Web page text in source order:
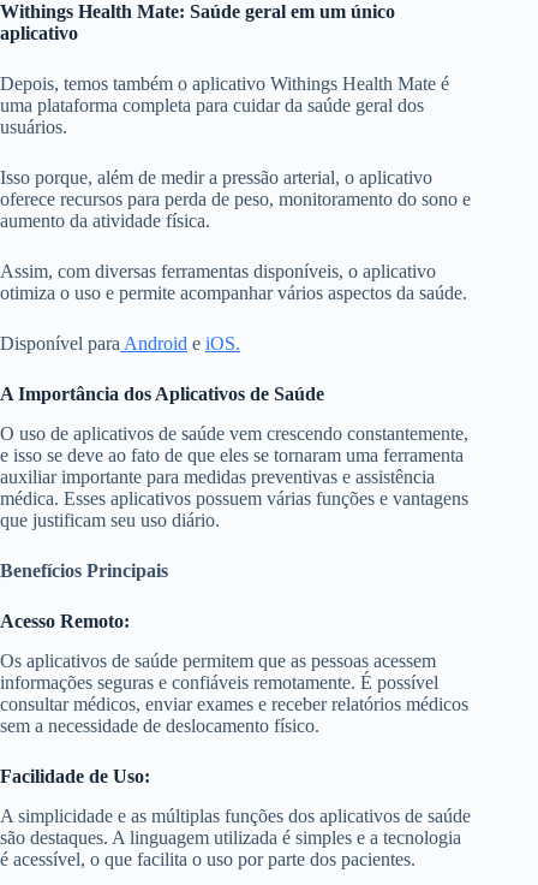
Withings Health Mate: Saúde geral em um único
aplicativo
Depois, temos também o aplicativo Withings Health Mate é
uma plataforma completa para cuidar da saúde geral dos
usuários.
Isso porque, além de medir a pressão arterial, o aplicativo
oferece recursos para perda de peso, monitoramento do sono e
aumento da atividade física.
Assim, com diversas ferramentas disponíveis, o aplicativo
otimiza o uso e permite acompanhar vários aspectos da saúde.
Disponível paraAndroid e iOS.
A Importância dos Aplicativos de Saúde
O uso de aplicativos de saúde vem crescendo constantemente,
e isso se deve ao fato de que eles se tornaram uma ferramenta
auxiliar importante para medidas preventivas e assistência
médica. Esses aplicativos possuem várias funções e vantagens
que justificam seu uso diário.
Benefícios Principais
Acesso Remoto:
Os aplicativos de saúde permitem que as pessoas acessem
informações seguras e confiáveis remotamente. É possível
consultar médicos, enviar exames e receber relatórios médicos
sem a necessidade de deslocamento físico.
Facilidade de Uso:
A simplicidade e as múltiplas funções dos aplicativos de saúde
são destaques. A linguagem utilizada é simples e a tecnologia
é acessível, o que facilita o uso por parte dos pacientes.